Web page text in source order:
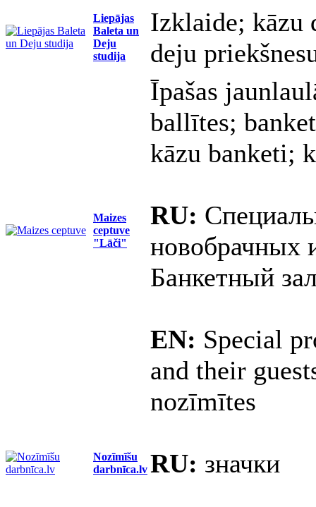
Liepājas
Baleta un
Deju
studija
Izklaide; kāzu
deju
Maizes
ceptuve
"Lāči"
Īpašas
ballītes;
kāzu banketi;
RU:
новобрачных
Банкетный
EN: Special
and their
Nozīmīšu
darbnīca.lv
nozīmītes
RU: значки